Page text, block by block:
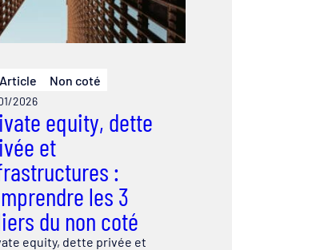
Article Non coté
2026
equity, dette
et
:
les 3
du non coté
equity, dette privée et